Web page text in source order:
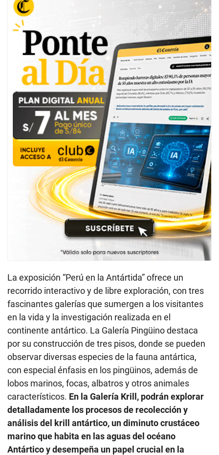
La exposición “Perú en la Antártida” ofrece un
recorrido interactivo y de libre exploración, con tres
fascinantes galerías que sumergen a los visitantes
en la vida y la investigación realizada en el
continente antártico. La Galería Pingüino destaca
por su construcción de tres pisos, donde se pueden
observar diversas especies de la fauna antártica,
con especial énfasis en los pingüinos, además de
lobos marinos, focas, albatros y otros animales
característicos. En la Galería Krill, podrán explorar
detalladamente los procesos de recolección y
análisis del krill antártico, un diminuto crustáceo
marino que habita en las aguas del océano
Antártico y desempeña un papel crucial en la